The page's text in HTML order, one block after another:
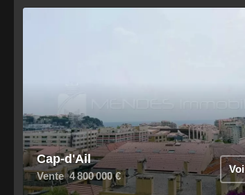
Cap-d'Ail
Vente 4 800 000 €